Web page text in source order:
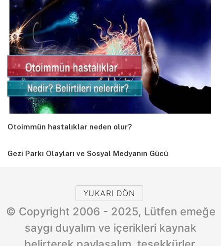
Otoimmün hastalıklar neden olur?
Gezi Parkı Olayları ve Sosyal Medyanın Gücü
YUKARI DÖN
© Copyright 2006 - 2025, Lütfen emeğe
saygı duyalım ve içerikleri kaynak